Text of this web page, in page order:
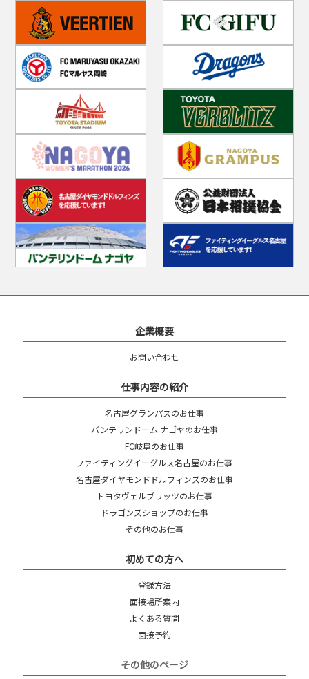
企業概要
お問い合わせ
仕事内容の紹介
名古屋グランパスのお仕事
バンテリンドーム ナゴヤのお仕事
FC岐阜のお仕事
ファイティングイーグルス名古屋のお仕事
名古屋ダイヤモンドドルフィンズのお仕事
トヨタヴェルブリッツのお仕事
ドラゴンズショップのお仕事
その他のお仕事
初めての方へ
登録方法
面接場所案内
よくある質問
面接予約
その他のページ